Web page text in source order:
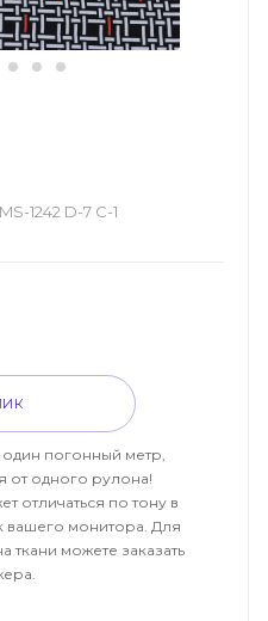
MS-1242 D-7 C-1
один погонный метр,
от одного рулона!
отличаться по тону в
вашего монитора. Для
ткани можете заказать